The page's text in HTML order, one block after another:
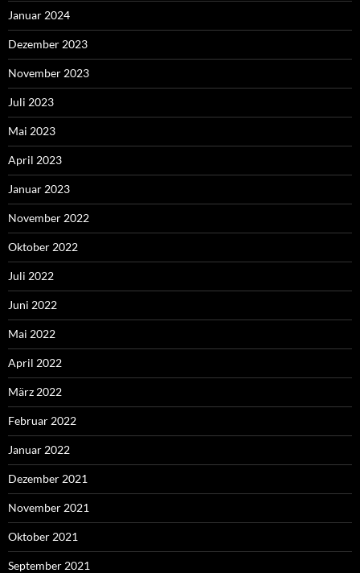
Januar 2024
Dezember 2023
November 2023
Juli 2023
Mai 2023
April 2023
Januar 2023
November 2022
Oktober 2022
Juli 2022
Juni 2022
Mai 2022
April 2022
März 2022
Februar 2022
Januar 2022
Dezember 2021
November 2021
Oktober 2021
September 2021